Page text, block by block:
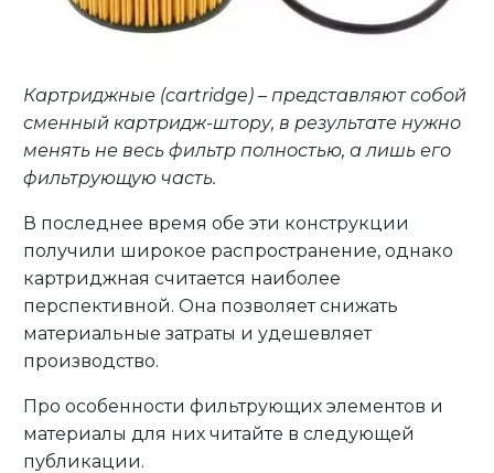
Картриджные (cartridge) – представляют собой
сменный картридж-штору, в результате нужно
менять не весь фильтр полностью, а лишь его
фильтрующую часть.
В последнее время обе эти конструкции
получили широкое распространение, однако
картриджная считается наиболее
перспективной. Она позволяет снижать
материальные затраты и удешевляет
производство.
Про особенности фильтрующих элементов и
материалы для них читайте в следующей
публикации.